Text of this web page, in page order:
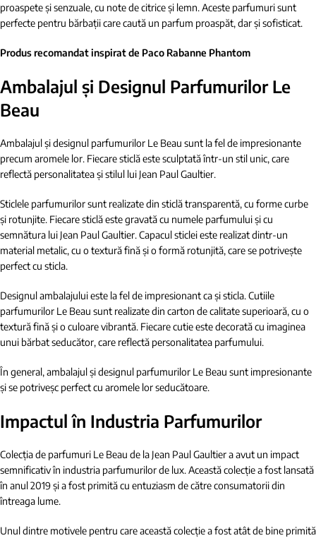
proaspete și senzuale, cu note de citrice și lemn. Aceste parfumuri sunt
perfecte pentru bărbații care caută un parfum proaspăt, dar și sofisticat.
Produs recomandat inspirat de Paco Rabanne Phantom
Ambalajul și Designul Parfumurilor Le
Beau
Ambalajul și designul parfumurilor Le Beau sunt la fel de impresionante
precum aromele lor. Fiecare sticlă este sculptată într-un stil unic, care
reflectă personalitatea și stilul lui Jean Paul Gaultier.
Sticlele parfumurilor sunt realizate din sticlă transparentă, cu forme curbe
și rotunjite. Fiecare sticlă este gravată cu numele parfumului și cu
semnătura lui Jean Paul Gaultier. Capacul sticlei este realizat dintr-un
material metalic, cu o textură fină și o formă rotunjită, care se potrivește
perfect cu sticla.
Designul ambalajului este la fel de impresionant ca și sticla. Cutiile
parfumurilor Le Beau sunt realizate din carton de calitate superioară, cu o
textură fină și o culoare vibrantă. Fiecare cutie este decorată cu imaginea
unui bărbat seducător, care reflectă personalitatea parfumului.
În general, ambalajul și designul parfumurilor Le Beau sunt impresionante
și se potriveșc perfect cu aromele lor seducătoare.
Impactul în Industria Parfumurilor
Colecția de parfumuri Le Beau de la Jean Paul Gaultier a avut un impact
semnificativ în industria parfumurilor de lux. Această colecție a fost lansată
în anul 2019 și a fost primită cu entuziasm de către consumatorii din
întreaga lume.
Unul dintre motivele pentru care această colecție a fost atât de bine primită